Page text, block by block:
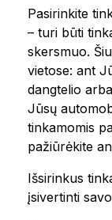
Pasirinkite
– turi būti
skersmuo.
vietose: ant
dangtelio
Jūsų
tinkamomis
pažiūrėkite
Išsirinkus
įsivertinti